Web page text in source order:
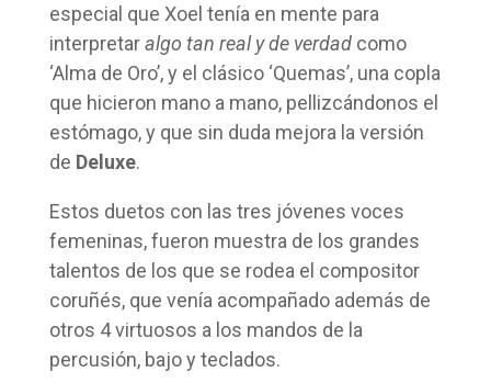
especial que Xoel tenía en mente para
interpretaralgo tan real y de verdadcomo
‘Alma de Oro’, y el clásico ‘Quemas’, una copla
que hicieron mano a mano, pellizcándonos el
estómago, y que sin duda mejora la versión
de Deluxe.
Estos duetos con las tres jóvenes voces
femeninas, fueron muestra de los grandes
talentos de los que se rodea el compositor
coruñés, que venía acompañado además de
otros 4 virtuosos a los mandos de la
percusión, bajo y teclados.